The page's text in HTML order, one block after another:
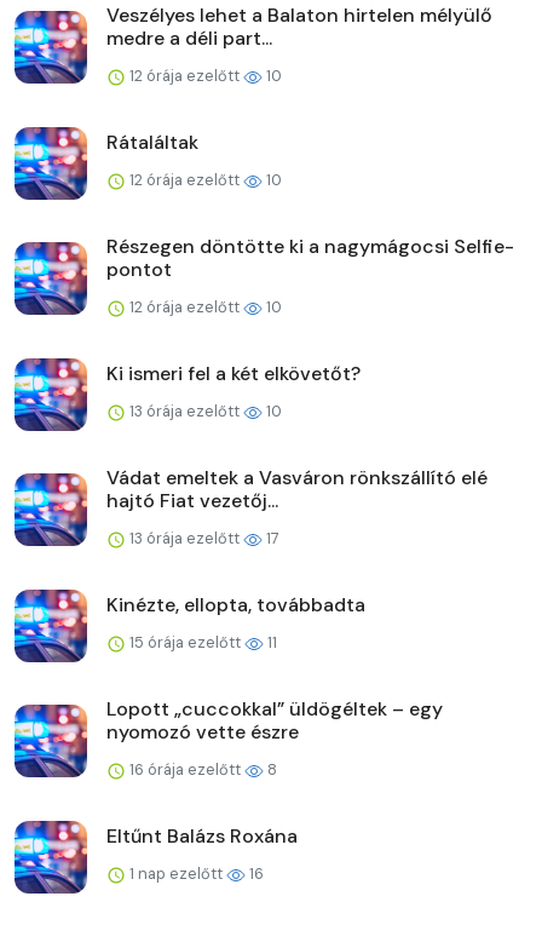
Veszélyes lehet a Balaton hirtelen mélyülő
medre a déli part...
12 órája ezelőtt 10
Rátaláltak
12 órája ezelőtt 10
Részegen döntötte ki a nagymágocsi Selfie-
pontot
12 órája ezelőtt 10
Ki ismeri fel a két elkövetőt?
13 órája ezelőtt 10
Vádat emeltek a Vasváron rönkszállító elé
hajtó Fiat vezetőj...
13 órája ezelőtt 17
Kinézte, ellopta, továbbadta
15 órája ezelőtt 11
Lopott „cuccokkal” üldögéltek – egy
nyomozó vette észre
16 órája ezelőtt 8
Eltűnt Balázs Roxána
1 nap ezelőtt 16